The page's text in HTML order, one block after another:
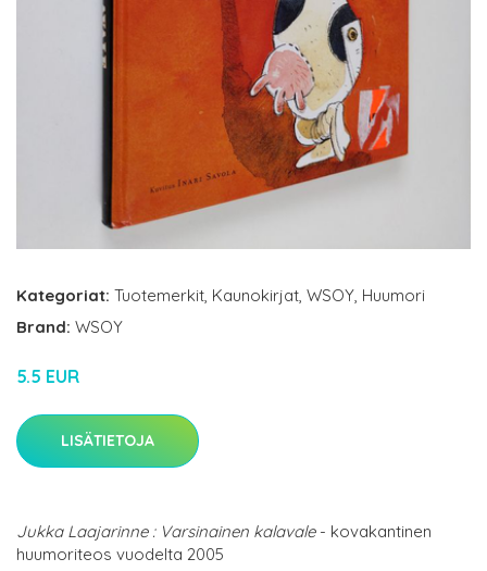
Kategoriat: Tuotemerkit, Kaunokirjat, WSOY, Huumori
Brand: WSOY
5.5 EUR
LISÄTIETOJA
Jukka Laajarinne : Varsinainen kalavale- kovakantinen
huumoriteos vuodelta 2005